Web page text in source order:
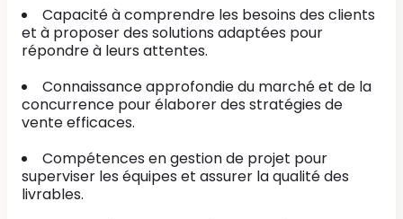
Capacité à comprendre les besoins des clients
et à proposer des solutions adaptées pour
répondre à leurs attentes.
Connaissance approfondie du marché et de la
concurrence pour élaborer des stratégies de
vente efficaces.
Compétences en gestion de projet pour
superviser les équipes et assurer la qualité des
livrables.